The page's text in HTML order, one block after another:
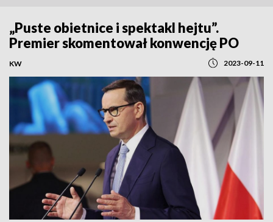
„Puste obietnice i spektakl hejtu”.
Premier skomentował konwencję PO
KW 2023-09-11